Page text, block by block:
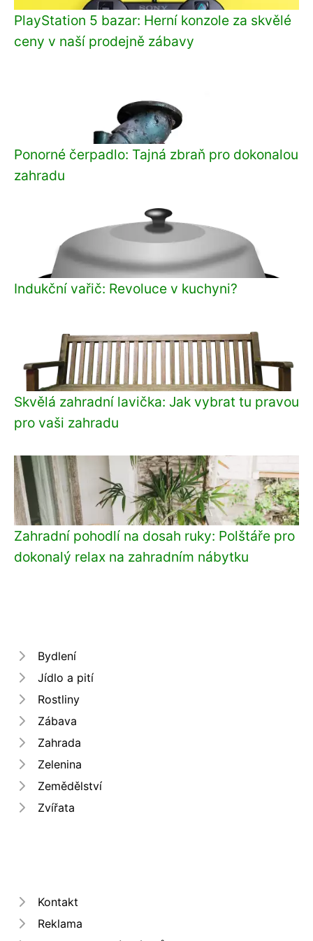
PlayStation 5 bazar: Herní konzole za skvělé
ceny v naší prodejně zábavy
Ponorné čerpadlo: Tajná zbraň pro dokonalou
zahradu
Indukční vařič: Revoluce v kuchyni?
Skvělá zahradní lavička: Jak vybrat tu pravou
pro vaši zahradu
Zahradní pohodlí na dosah ruky: Polštáře pro
dokonalý relax na zahradním nábytku
Bydlení
Jídlo a pití
Rostliny
Zábava
Zahrada
Zelenina
Zemědělství
Zvířata
Kontakt
Reklama